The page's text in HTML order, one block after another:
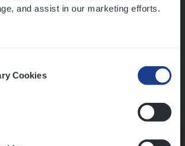
and assist in our marketing efforts.
Cookies